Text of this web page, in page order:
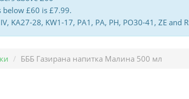
£60 is £7.99.
28, KW1-17, PA1, PA, PH, PO30-41, ZE and
БББ Газирана напитка Малина 500 мл